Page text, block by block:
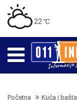
22 ℃
Početna Kuća i bašta